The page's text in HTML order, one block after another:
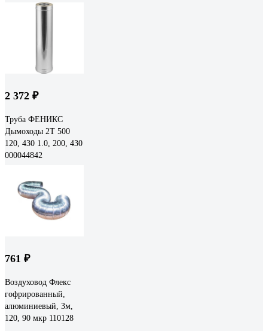
2 372 ₽
Труба ФЕНИКС
Дымоходы 2Т 500
120, 430 1.0, 200, 430
000044842
761 ₽
Воздуховод Флекс
гофрированный,
алюминиевый, 3м,
120, 90 мкр 110128